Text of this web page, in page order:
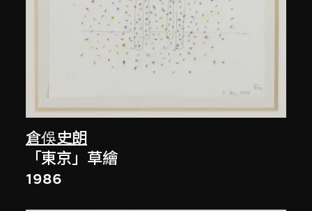
倉俁史朗
「東京」草繪
1986